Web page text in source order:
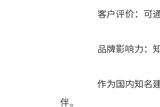
客户评价：可通
品牌影响力：知
作为国内知名建
伴。